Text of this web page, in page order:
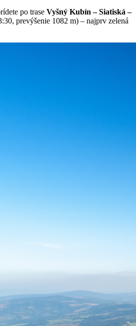
po trase Vyšný Kubín – Siatiská –
prevýšenie 1082 m) – najprv zelená